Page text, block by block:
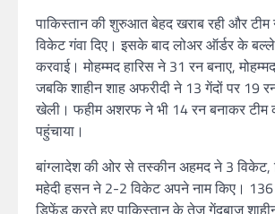
पाकिस्तान की शुरुआत बेहद खराब रही और टीम
विकेट गंवा दिए। इसके बाद लोअर ऑर्डर के
करवाई। मोहम्मद हारिस ने 31 रन बनाए,
जबकि शाहीन शाह अफरीदी ने 13 गेंदों पर 19
खेली। फहीम अशरफ ने भी 14 रन बनाकर
पहुंचाया।
बांग्लादेश की ओर से तस्कीन अहमद ने 3 विकेट,
महेदी हसन ने 2-2 विकेट अपने नाम किए। 136
डिफेंड करते हुए पाकिस्तान के तेज गेंदबाज